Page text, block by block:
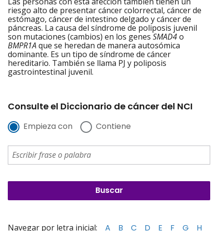
riesgo alto de presentar cáncer colorrectal, cáncer de
estómago, cáncer de intestino delgado y cáncer de
páncreas. La causa del síndrome de poliposis juvenil
son mutaciones (cambios) en los genes SMAD4o
BMPR1Aque se heredan de manera autosómica
dominante. Es un tipo de síndrome de cáncer
hereditario. También se llama PJ y poliposis
gastrointestinal juvenil.
Consulte el Diccionario de cáncer del NCI
Empieza con Contiene
Navegar por letra inicial: A B C D E F G
H